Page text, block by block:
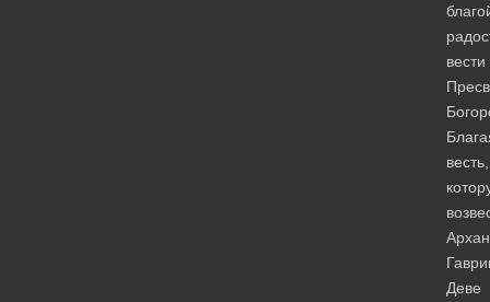
вести
весть,
Деве